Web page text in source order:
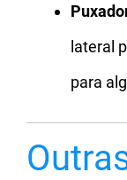
lateral
para